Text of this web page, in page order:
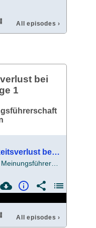
All episodes ›
bei
1
Glaubwürdigkeitsverlust bei Medien Folge 1
Wie Medien ihre Meinungsführerschaft verspielen
All episodes ›